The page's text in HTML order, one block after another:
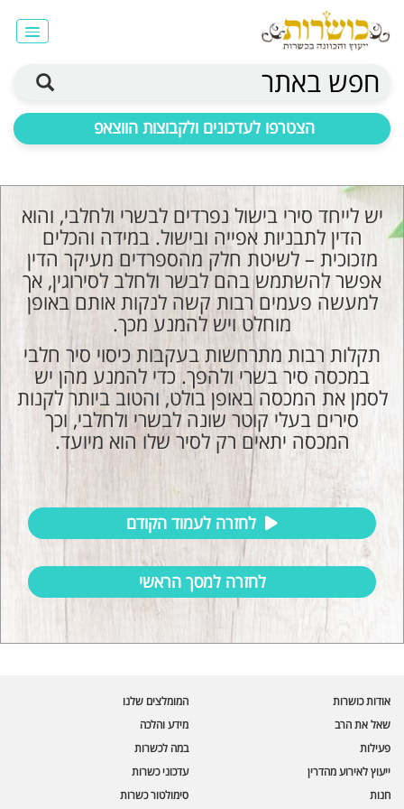
חפש באתר
הצטרפו לעדכונים ולקבוצות הווצאפ
יש לייחד סירי בישול נפרדים לבשרי ולחלבי, והוא
הדין לתבניות אפייה ובישול. במידה והכלים
מזכוכית – לשיטת חלק מהספרדים מעיקר הדין
אפשר להשתמש בהם לבשר ולחלב לסירוגין, אך
למעשה פעמים רבות קשה לנקות אותם באופן
מוחלט ויש להמנע מכך.
תקלות רבות מתרחשות בעקבות כיסוי סיר חלבי
במכסה סיר בשרי ולהפך. כדי להמנע מהן יש
לסמן את המכסה באופן בולט, והטוב ביותר לקנות
סירים בעלי קוטר שונה לבשרי ולחלבי, וכך
המכסה יתאים רק לסיר שלו הוא מיועד.
לחזרה לעמוד הקודם
לחזרה למסך הראשי
אודות כושרות
שאל את הרב
פעילות
ייעוץ לאירוע מהדרין
המומלצים שלנו
מידע והלכה
במה לכשרות
עדכוני כשרות
חנות
סימולטור כשרות
בינה מלאכותית · זמין תמיד
🪲 בדיקת חרקים
מספר כושרות ומאמרי האתר